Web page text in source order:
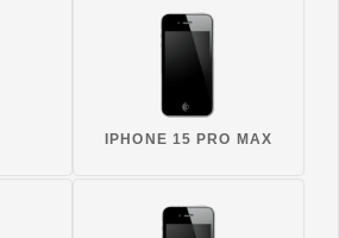
IPHONE 15 PRO MAX